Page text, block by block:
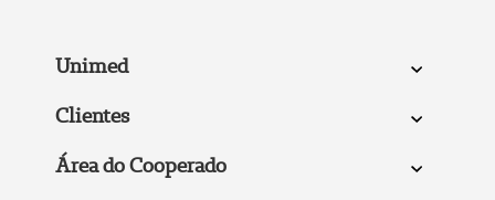
Unimed
Clientes
Área do Cooperado